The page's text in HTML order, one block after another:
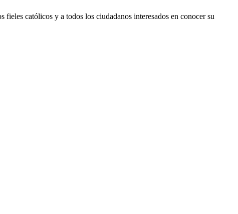
católicos y a todos los ciudadanos interesados en conocer su